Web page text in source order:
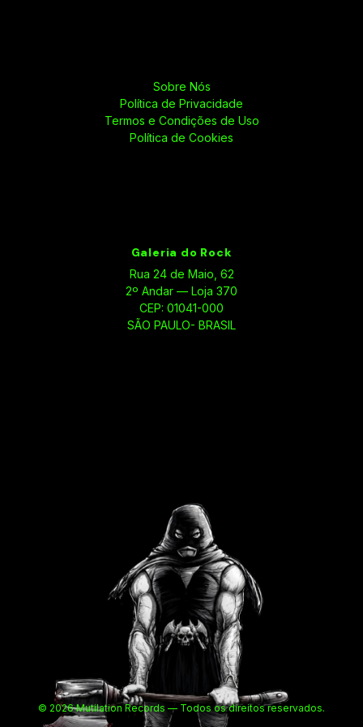
Sobre Nós
Política de Privacidade
Termos e Condições de Uso
Política de Cookies
Galeria do Rock
Rua 24 de Maio, 62
2º Andar — Loja 370
CEP: 01041-000
SÃO PAULO- BRASIL
© 2026 Mutilation Records — Todos os direitos reservados.